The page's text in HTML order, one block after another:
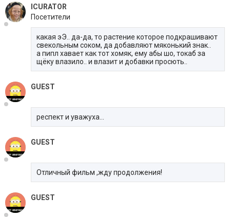
ICURATOR
Посетители
какая эЭ.. да-да, то растение которое подкрашивают
свекольным соком, да добавляют мяконький знак..
а пипл хавает как тот хомяк, ему абы шо, токаб за
щёку влазило.. и влазит и добавки просють..
GUEST
респект и уважуха...
GUEST
Отличный фильм ,жду продолжения!
GUEST